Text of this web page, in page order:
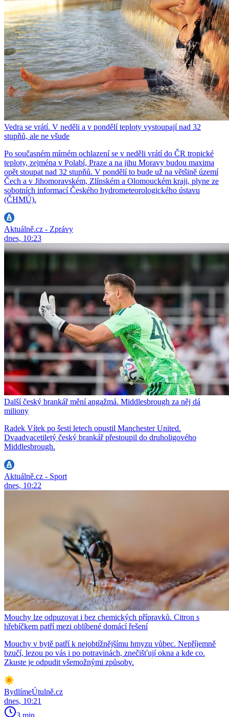
Vedra se vrátí. V neděli a v pondělí teploty vystoupají nad 32
stupňů, ale ne všude
Po současném mírném ochlazení se v neděli vrátí do ČR tropické
teploty, zejména v Polabí, Praze a na jihu Moravy budou maxima
opět stoupat nad 32 stupňů. V pondělí to bude už na většině území
Čech a v Jihomoravském, Zlínském a Olomouckém kraji, plyne ze
sobotních informací Českého hydrometeorologického ústavu
(ČHMÚ).
Aktuálně.cz - Zprávy
dnes, 10:23
Další český brankář mění angažmá. Middlesbrough za něj dá
miliony
Radek Vítek po šesti letech opustil Manchester United.
Dvaadvacetiletý český brankář přestoupil do druholigového
Middlesbrough.
Aktuálně.cz - Sport
dnes, 10:22
Mouchy lze odpuzovat i bez chemických přípravků. Citron s
hřebíčkem patří mezi oblíbené domácí řešení
Mouchy v bytě patří k nejobtížnějšímu hmyzu vůbec. Nepříjemně
bzučí, lezou po vás i po potravinách, znečišťují okna a kde co.
Zkuste je odpudit všemožnými způsoby.
BydlímeÚtulně.cz
dnes, 10:21
3 min